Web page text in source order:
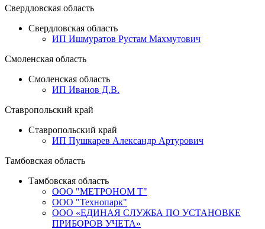
Свердловская область
Свердловская область
ИП Ишмуратов Рустам Махмутович
Смоленская область
Смоленская область
ИП Иванов Д.В.
Ставропольский край
Ставропольский край
ИП Пушкарев Александр Артурович
Тамбовская область
Тамбовская область
ООО "МЕТРОНОМ Т"
ООО "Технопарк"
ООО «ЕДИНАЯ СЛУЖБА ПО УСТАНОВКЕ
ПРИБОРОВ УЧЕТА»